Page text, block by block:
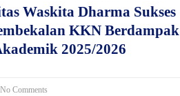
Waskita Dharma Sukses
KKN Berdampak
2025/2026
No Comments